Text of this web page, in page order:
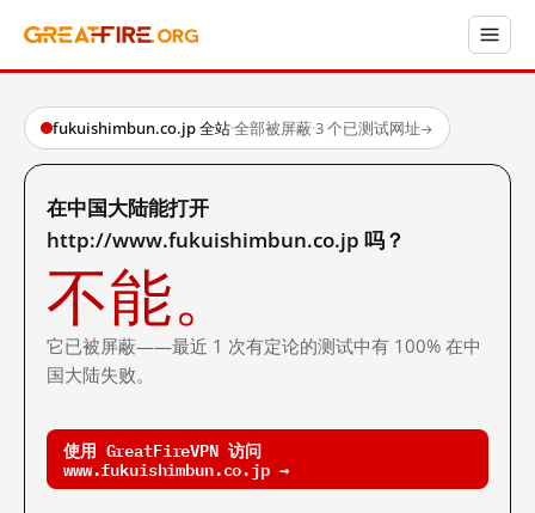
fukuishimbun.co.jp 全站·全部被屏蔽·3 个已测试网址→
在中国大陆能打开
http://www.fukuishimbun.co.jp 吗？
不能。
它已被屏蔽——最近 1 次有定论的测试中有 100% 在中
国大陆失败。
使用 GreatFireVPN 访问
www.fukuishimbun.co.jp →